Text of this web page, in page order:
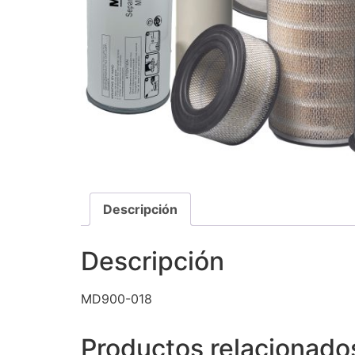
Descripción
Descripción
MD900-018
Productos